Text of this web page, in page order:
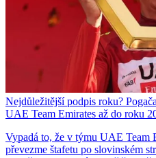
Nejdůležitější podpis roku?
UAE Team Emirates až do roku
Vypadá to, že v týmu UAE Team
převezme štafetu po slovinském